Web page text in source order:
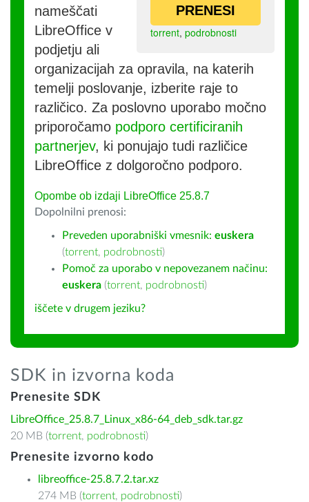
PRENESI
torrent, podrobnosti
nameščati
LibreOffice v
podjetju ali
organizacijah za opravila, na katerih
temelji poslovanje, izberite raje to
različico. Za poslovno uporabo močno
priporočamo podporo certificiranih
partnerjev, ki ponujajo tudi različice
LibreOffice z dolgoročno podporo.
Opombe ob izdaji LibreOffice 25.8.7
Dopolnilni prenosi:
Preveden uporabniški vmesnik: euskera
(torrent, podrobnosti)
Pomoč za uporabo v nepovezanem načinu:
euskera (torrent, podrobnosti)
iščete v drugem jeziku?
SDK in izvorna koda
Prenesite SDK
LibreOffice_25.8.7_Linux_x86-64_deb_sdk.tar.gz
20 MB (torrent, podrobnosti)
Prenesite izvorno kodo
libreoffice-25.8.7.2.tar.xz
274 MB (torrent, podrobnosti)